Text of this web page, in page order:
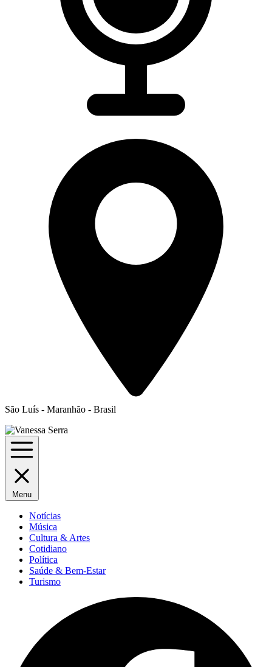
São Luís - Maranhão - Brasil
Menu
Notícias
Música
Cultura & Artes
Cotidiano
Política
Saúde & Bem-Estar
Turismo